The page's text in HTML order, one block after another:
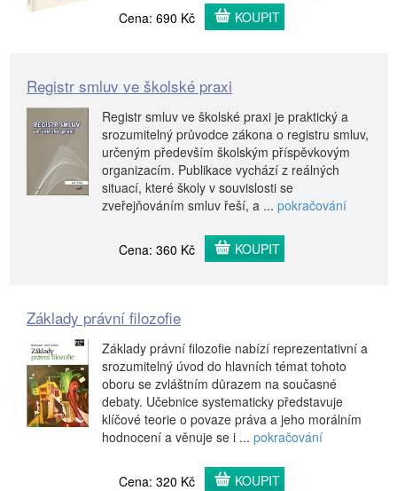
Cena: 690 Kč
KOUPIT
Registr smluv ve školské praxi
Registr smluv ve školské praxi je praktický a
srozumitelný průvodce zákona o registru smluv,
určeným především školským příspěvkovým
organizacím. Publikace vychází z reálných
situací, které školy v souvislosti se
zveřejňováním smluv řeší, a ... pokračování
Cena: 360 Kč KOUPIT
Základy právní filozofie
Základy právní filozofie nabízí reprezentativní a
srozumitelný úvod do hlavních témat tohoto
oboru se zvláštním důrazem na současné
debaty. Učebnice systematicky představuje
klíčové teorie o povaze práva a jeho morálním
hodnocení a věnuje se i ... pokračování
Cena: 320 Kč KOUPIT